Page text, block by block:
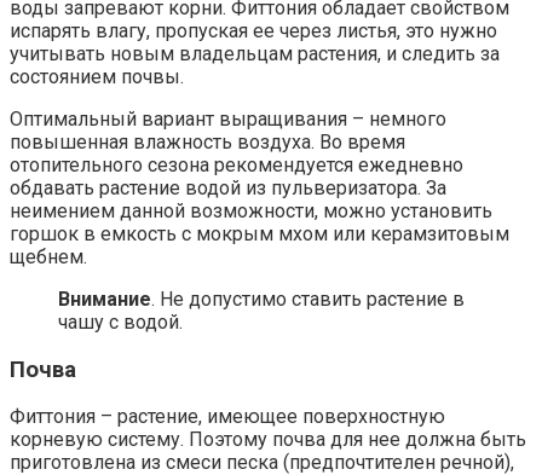
воды запревают корни. Фиттония обладает свойством
испарять влагу, пропуская ее через листья, это нужно
учитывать новым владельцам растения, и следить за
состоянием почвы.
Оптимальный вариант выращивания – немного
повышенная влажность воздуха. Во время
отопительного сезона рекомендуется ежедневно
обдавать растение водой из пульверизатора. За
неимением данной возможности, можно установить
горшок в емкость с мокрым мхом или керамзитовым
щебнем.
Внимание. Не допустимо ставить растение в
чашу с водой.
Почва
Фиттония – растение, имеющее поверхностную
корневую систему. Поэтому почва для нее должна быть
приготовлена из смеси песка (предпочтителен речной),